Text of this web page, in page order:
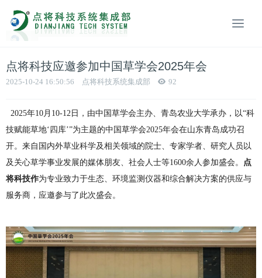
点将科技应邀参加中国草学会2025年会
2025-10-24 16:50:56 点将科技系统集成部 92
2025年10月10-12日，由中国草学会主办、青岛农业大学承办，以“科
技赋能草地‘四库’”为主题的中国草学会2025年会在山东青岛成功召
开。来自国内外草业科学及相关领域的院士、专家学者、研究人员以
及关心草学事业发展的媒体朋友、社会人士等1600余人参加盛会。 点
将科技作为专业致力于生态、环境监测仪器和综合解决方案的供应与
服务商，应邀参与了此次盛会。